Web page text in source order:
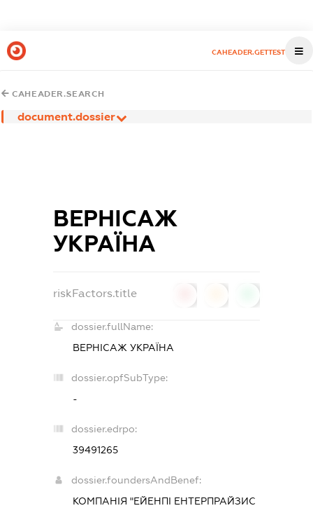
CAHEADER.GETTEST
CAHEADER.SEARCH
document.dossier
ВЕРНІСАЖ
УКРАЇНА
riskFactors.title
dossier.fullName:
ВЕРНІСАЖ УКРАЇНА
dossier.opfSubType:
-
dossier.edrpo:
39491265
dossier.foundersAndBenef:
КОМПАНІЯ "ЕЙЕНПІ ЕНТЕРПРАЙЗИС